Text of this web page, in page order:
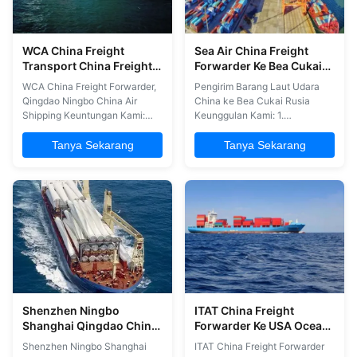
WCA China Freight
Transport China Freight
Forwarder Qingdao
Ningbo China
WCA China Freight Forwarder,
Qingdao Ningbo China Air
Shipping Keuntungan Kami:
laut dan udara yang kompetitif
dari China ke seluruh dunia.
kompetitif dari pengirim dalam
kondisi FOB untuk menghindari
keluhan dari mereka.
3Layanan gudang ...
Tanya Sekarang
Sea Air China Freight
Forwarder Ke Bea Cukai
Rusia
Pengirim Barang Laut Udara
China ke Bea Cukai Rusia
Keunggulan Kami: 1.
laut dan udara yang kompetitif
dari China ke seluruh dunia. 2.
pengirim barang dengan
ketentuan FOB untuk
menghindari keluhan dari
mereka. 3. Layanan ...
Tanya Sekarang
Shenzhen Ningbo
Shanghai Qingdao China
Freight Transport
Shenzhen Ningbo Shanghai
ITAT China Freight
Forwarder Ke USA Ocean
Air Freight Shipping Dari
ITAT China Freight Forwarder